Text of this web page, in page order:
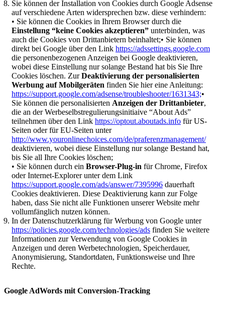
Sie können der Installation von Cookies durch Google Adsense
auf verschiedene Arten widersprechen bzw. diese verhindern:
• Sie können die Cookies in Ihrem Browser durch die
Einstellung “keine Cookies akzeptieren” unterbinden, was
auch die Cookies von Drittanbietern beinhaltet;• Sie können
direkt bei Google über den Link https://adssettings.google.com
die personenbezogenen Anzeigen bei Google deaktivieren,
wobei diese Einstellung nur solange Bestand hat bis Sie Ihre
Cookies löschen. ZurDeaktivierung der personalisierten
Werbung auf Mobilgeräten finden Sie hier eine Anleitung:
https://support.google.com/adsense/troubleshooter/1631343;•
Sie können die personalisierten Anzeigen der Drittanbieter,
die an der Werbeselbstregulierungsinitiaive “About Ads”
teilnehmen über den Link https://optout.aboutads.info für US-
Seiten oder für EU-Seiten unter
http://www.youronlinechoices.com/de/praferenzmanagement/
deaktivieren, wobei diese Einstellung nur solange Bestand hat,
bis Sie all Ihre Cookies löschen;
• Sie können durch ein Browser-Plug-in für Chrome, Firefox
oder Internet-Explorer unter dem Link
https://support.google.com/ads/answer/7395996 dauerhaft
Cookies deaktivieren. Diese Deaktivierung kann zur Folge
haben, dass Sie nicht alle Funktionen unserer Website mehr
vollumfänglich nutzen können.
In der Datenschutzerklärung für Werbung von Google unter
https://policies.google.com/technologies/ads finden Sie weitere
Informationen zur Verwendung von Google Cookies in
Anzeigen und deren Werbetechnologien, Speicherdauer,
Anonymisierung, Standortdaten, Funktionsweise und Ihre
Rechte.
Google AdWords mit Conversion-Tracking